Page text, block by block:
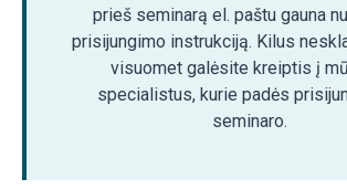
prieš seminarą el. paštu gauna
prisijungimo instrukciją. Kilus
visuomet galėsite kreiptis į
specialistus, kurie padės
seminaro.